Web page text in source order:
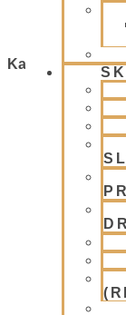
Preberi več »
Kategorije
1.Blog(26)
Ačarje v
Animacije
(4)
Bog, živo
Centri,
Duhovni
Duhovni
Ekadaši
FESTIVALI